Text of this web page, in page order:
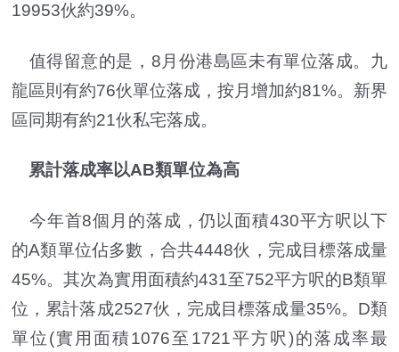
19953伙約39%。
值得留意的是，8月份港島區未有單位落成。九
龍區則有約76伙單位落成，按月增加約81%。新界
區同期有約21伙私宅落成。
累計落成率以AB類單位為高
今年首8個月的落成，仍以面積430平方呎以下
的A類單位佔多數，合共4448伙，完成目標落成量
45%。其次為實用面積約431至752平方呎的B類單
位，累計落成2527伙，完成目標落成量35%。D類
單位(實用面積1076至1721平方呎)的落成率最